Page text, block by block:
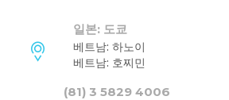
일본: 도쿄
베트남: 하노이
베트남: 호찌민
(81) 3 5829 4006